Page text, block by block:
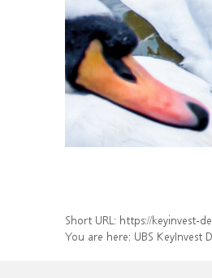
Short URL: https://keyinvest-
You are here: UBS KeyInvest